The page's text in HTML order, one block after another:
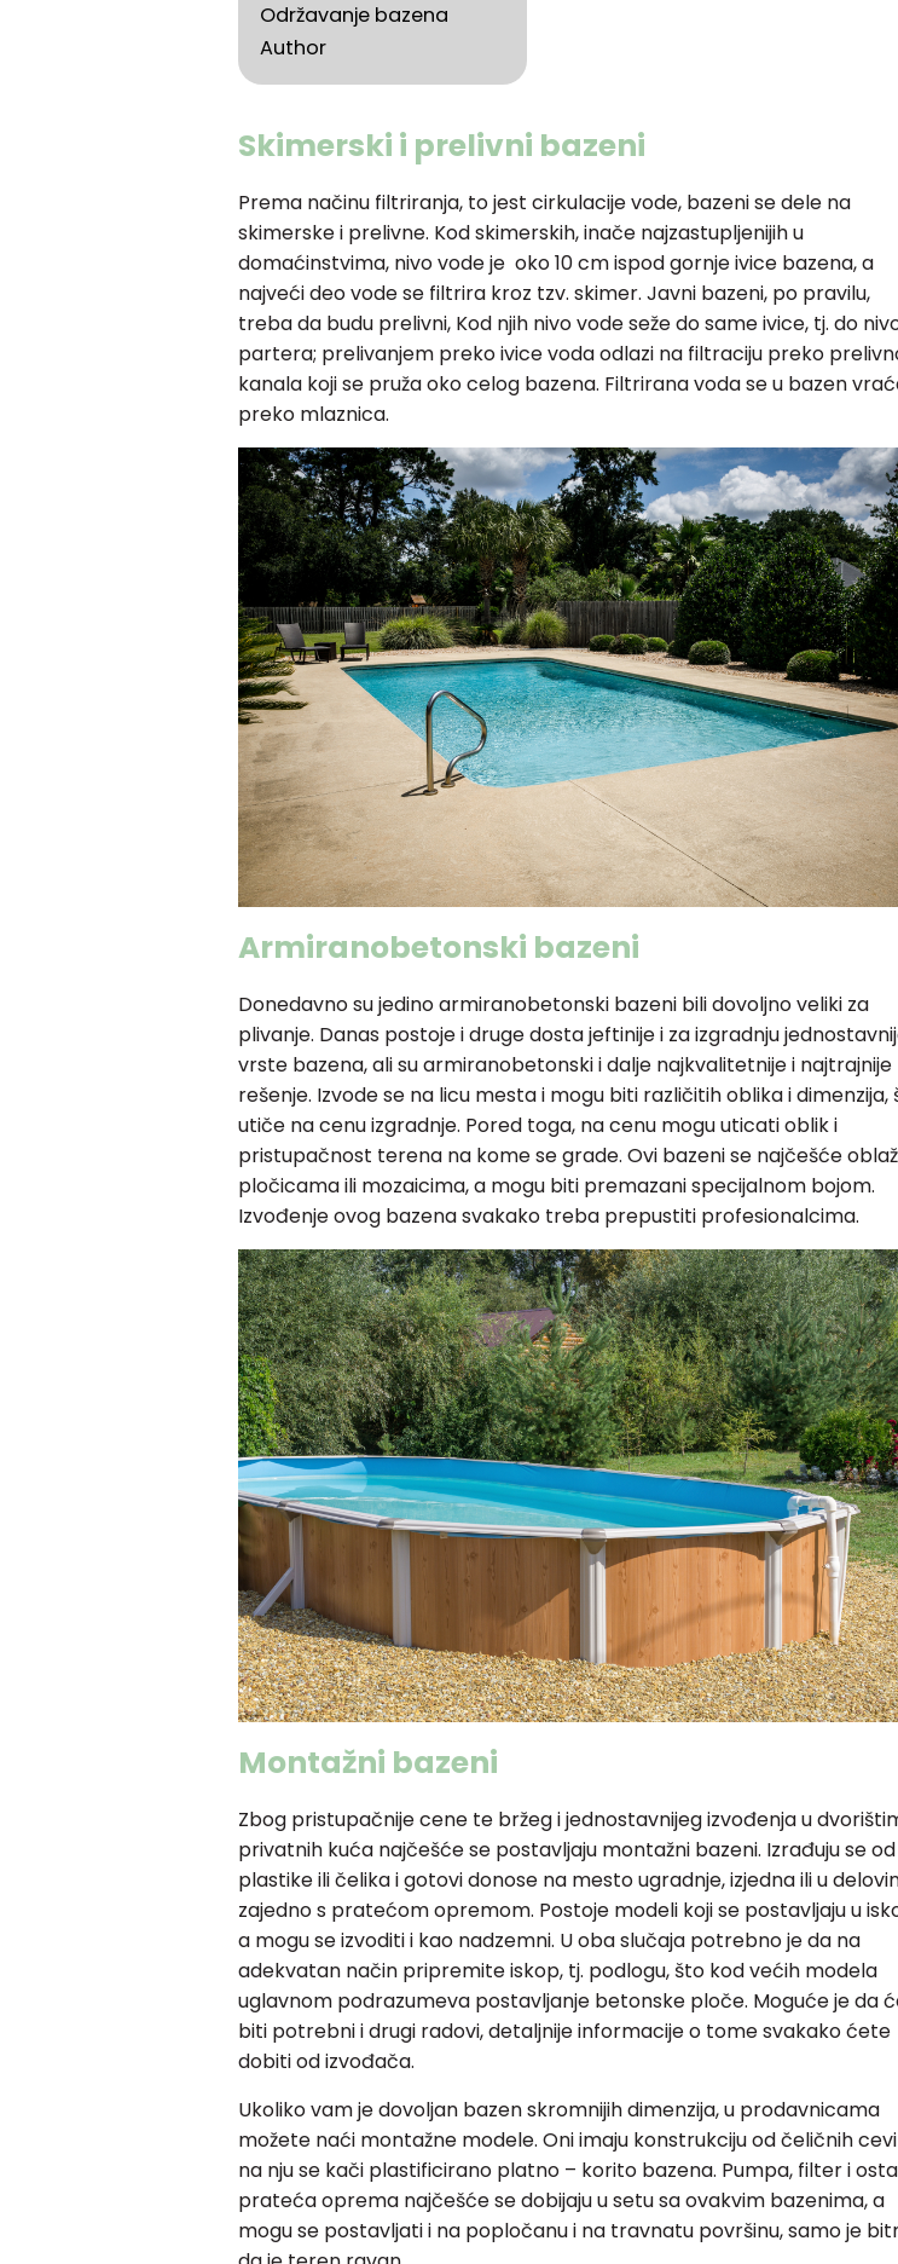
Održavanje bazena
Author
Skimerski i prelivni bazeni
Prema načinu filtriranja, to jest cirkulacije vode, bazeni se dele na
skimerske i prelivne. Kod skimerskih, inače najzastupljenijih u
domaćinstvima, nivo vode je oko 10 cm ispod gornje ivice bazena, a
najveći deo vode se filtrira kroz tzv. skimer. Javni bazeni, po pravilu,
treba da budu prelivni, Kod njih nivo vode seže do same ivice, tj. do
partera; prelivanjem preko ivice voda odlazi na filtraciju preko
kanala koji se pruža oko celog bazena. Filtrirana voda se u bazen
preko mlaznica.
Armiranobetonski bazeni
Donedavno su jedino armiranobetonski bazeni bili dovoljno veliki za
plivanje. Danas postoje i druge dosta jeftinije i za izgradnju
vrste bazena, ali su armiranobetonski i dalje najkvalitetnije i najtrajnije
rešenje. Izvode se na licu mesta i mogu biti različitih oblika i dimenzija,
utiče na cenu izgradnje. Pored toga, na cenu mogu uticati oblik i
pristupačnost terena na kome se grade. Ovi bazeni se najčešće
pločicama ili mozaicima, a mogu biti premazani specijalnom bojom.
Izvođenje ovog bazena svakako treba prepustiti profesionalcima.
Montažni bazeni
Zbog pristupačnije cene te bržeg i jednostavnijeg izvođenja u
privatnih kuća najčešće se postavljaju montažni bazeni. Izrađuju se od
plastike ili čelika i gotovi donose na mesto ugradnje, izjedna ili u
zajedno s pratećom opremom. Postoje modeli koji se postavljaju u
a mogu se izvoditi i kao nadzemni. U oba slučaja potrebno je da na
adekvatan način pripremite iskop, tj. podlogu, što kod većih modela
uglavnom podrazumeva postavljanje betonske ploče. Moguće je da
biti potrebni i drugi radovi, detaljnije informacije o tome svakako ćete
dobiti od izvođača.
Ukoliko vam je dovoljan bazen skromnijih dimenzija, u prodavnicama
možete naći montažne modele. Oni imaju konstrukciju od čeličnih
na nju se kači plastificirano platno – korito bazena. Pumpa, filter i
prateća oprema najčešće se dobijaju u setu sa ovakvim bazenima, a
mogu se postavljati i na popločanu i na travnatu površinu, samo je